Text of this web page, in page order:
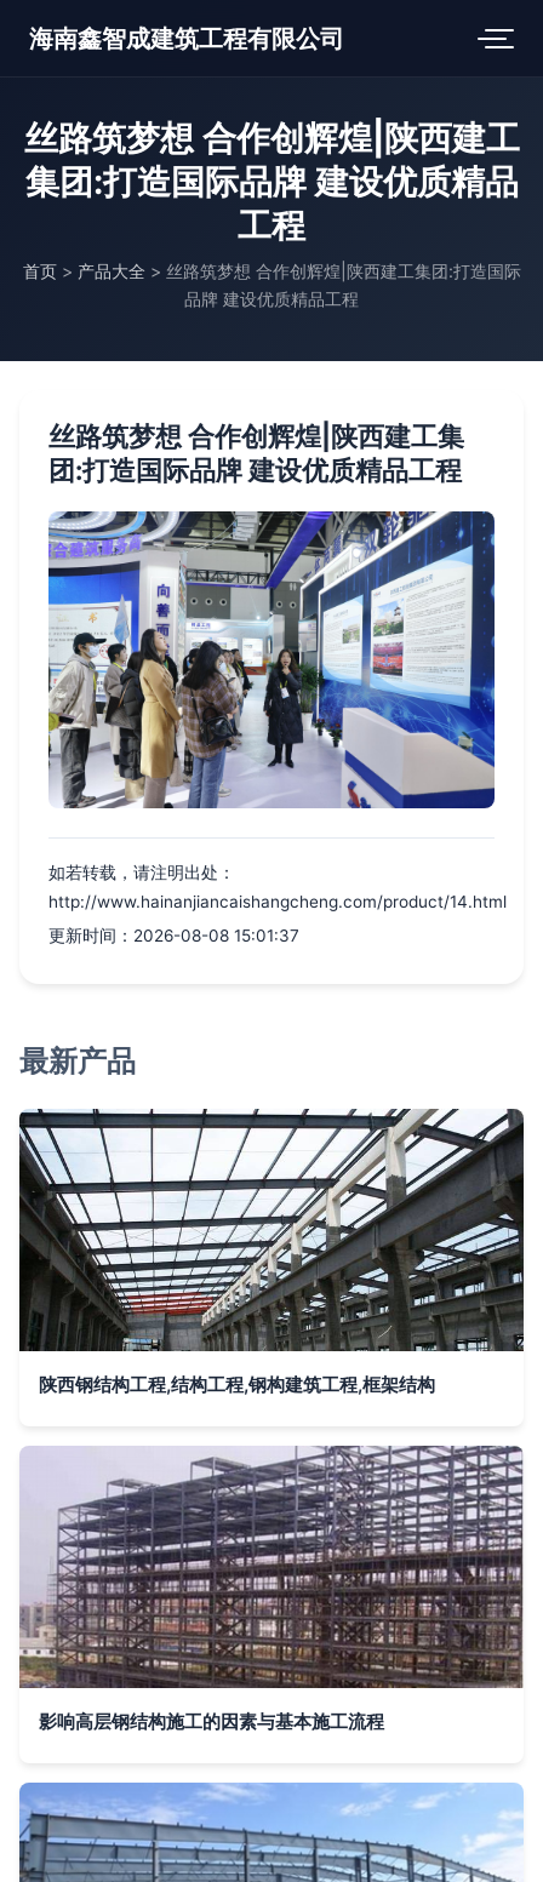
海南鑫智成建筑工程有限公司
丝路筑梦想 合作创辉煌|陕西建工
集团:打造国际品牌 建设优质精品
工程
首页 > 产品大全 > 丝路筑梦想 合作创辉煌|陕西建工集团:打造国际
品牌 建设优质精品工程
丝路筑梦想 合作创辉煌|陕西建工集
团:打造国际品牌 建设优质精品工程
如若转载，请注明出处：
http://www.hainanjiancaishangcheng.com/product/14.html
更新时间：2026-08-08 15:01:37
最新产品
陕西钢结构工程,结构工程,钢构建筑工程,框架结构
影响高层钢结构施工的因素与基本施工流程